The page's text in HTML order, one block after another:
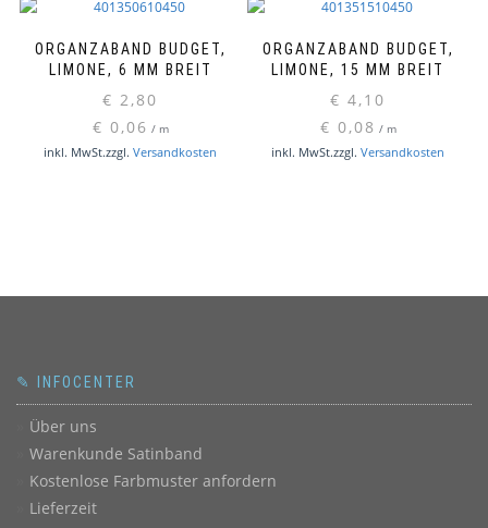
ORGANZABAND BUDGET,
LIMONE, 6 MM BREIT
€ 2,80
€ 0,06 / m
inkl. MwSt.zzgl. Versandkosten
ORGANZABAND BUDGET,
LIMONE, 15 MM BREIT
€ 4,10
€ 0,08 / m
inkl. MwSt.zzgl. Versandkosten
✎ INFOCENTER
Über uns
Warenkunde Satinband
Kostenlose Farbmuster anfordern
Lieferzeit